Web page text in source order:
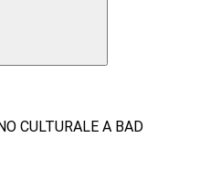
CULTURALE A BAD